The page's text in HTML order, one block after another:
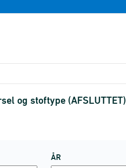
og stoftype (AFSLUTTET)
ÅR